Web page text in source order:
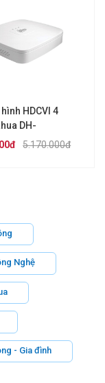
HDCVI 4
DH-
4KL-X
5.170.000đ
Nghệ
- Gia đình